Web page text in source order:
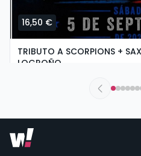
16,50 €
TRIBUTO A SCORPIONS +
LOGROÑO
Sala Fundición | Logroño